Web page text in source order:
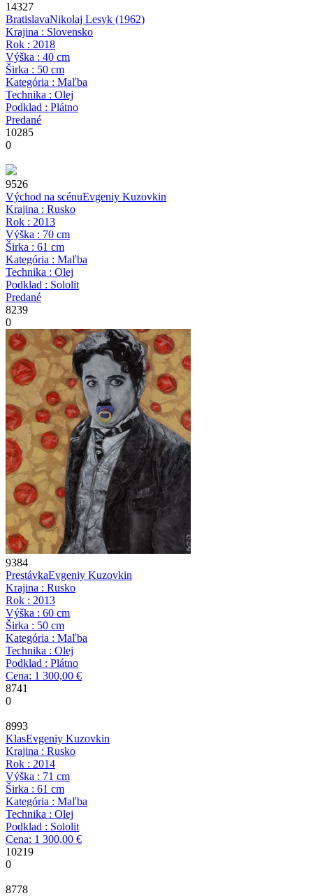
14327
BratislavaNikolaj Lesyk (1962)
Krajina : Slovensko
Rok : 2018
Výška : 40 cm
Širka : 50 cm
Kategória : Maľba
Technika : Olej
Podklad : Plátno
Predané
10285
0
9526
Východ na scénuEvgeniy Kuzovkin
Krajina : Rusko
Rok : 2013
Výška : 70 cm
Širka : 61 cm
Kategória : Maľba
Technika : Olej
Podklad : Sololit
Predané
8239
0
9384
PrestávkaEvgeniy Kuzovkin
Krajina : Rusko
Rok : 2013
Výška : 60 cm
Širka : 50 cm
Kategória : Maľba
Technika : Olej
Podklad : Plátno
Cena: 1 300,00 €
8741
0
8993
KlasEvgeniy Kuzovkin
Krajina : Rusko
Rok : 2014
Výška : 71 cm
Širka : 61 cm
Kategória : Maľba
Technika : Olej
Podklad : Sololit
Cena: 1 300,00 €
10219
0
8778